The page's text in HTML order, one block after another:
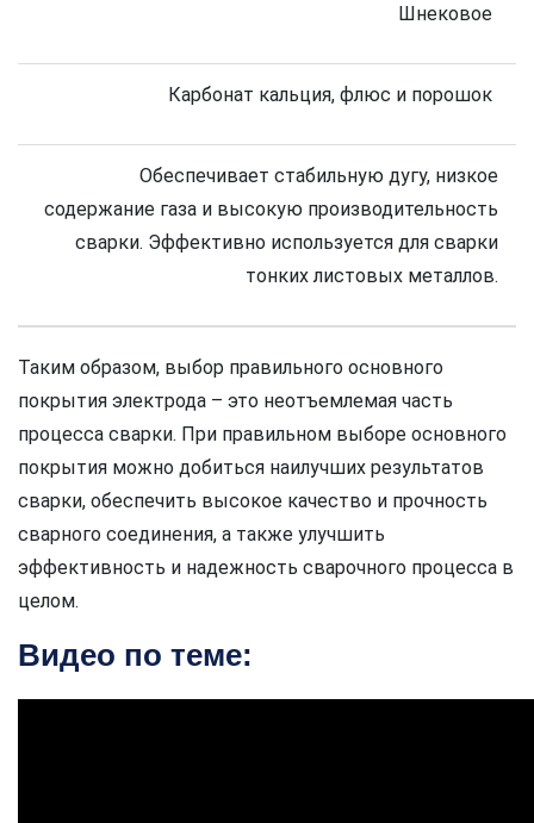
Шнековое
Карбонат кальция, флюс и порошок
Обеспечивает стабильную дугу, низкое
содержание газа и высокую производительность
сварки. Эффективно используется для сварки
тонких листовых металлов.
Таким образом, выбор правильного основного
покрытия электрода – это неотъемлемая часть
процесса сварки. При правильном выборе основного
покрытия можно добиться наилучших результатов
сварки, обеспечить высокое качество и прочность
сварного соединения, а также улучшить
эффективность и надежность сварочного процесса в
целом.
Видео по теме: